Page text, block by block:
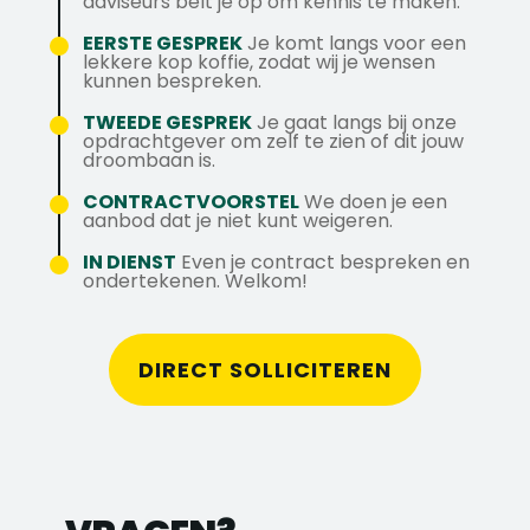
en een teamgeest die net zo sterk is als je
wilskracht.
Vloeiende beheersing van de Nederlandse
kilometer.
Uitstekende secundaire
arbeidsvoorwaarden en
doorgroeimogelijkheden.
Hebt u nog vragen? Bel Sofjen op 06 122
665 68 of mail naar
sofjen@axstechniek.nl
EERSTE GESPREKJe komt langs voor een
lekkere kop koffie, zodat wij je wensen
kunnen bespreken.
TWEEDE GESPREKJe gaat langs bij onze
opdrachtgever om zelf te zien of dit jouw
droombaan is.
CONTRACTVOORSTELWe doen je een
aanbod dat je niet kunt weigeren.
IN DIENST Even je contract bespreken en
ondertekenen. Welkom!
DIRECT SOLLICITEREN